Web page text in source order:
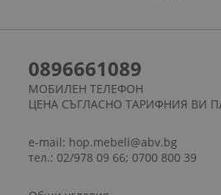
0896661089
МОБИЛЕН ТЕЛЕФОН
ЦЕНА СЪГЛАСНО ТАРИФНИЯ ВИ
e-mail: hop.mebeli@abv.bg
тел.: 02/978 09 66; 0700 800 39